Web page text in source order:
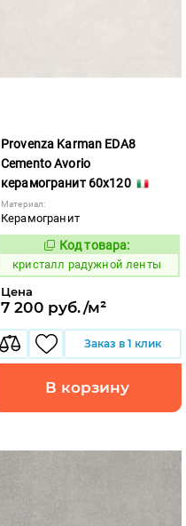
Provenza Karman EDA8
Cemento Avorio
керамогранит 60x120
Материал:
Керамогранит
822043
Код товара:
кристалл радужной ленты
Цена
7 200 руб./м²
Заказ в 1 клик
В корзину